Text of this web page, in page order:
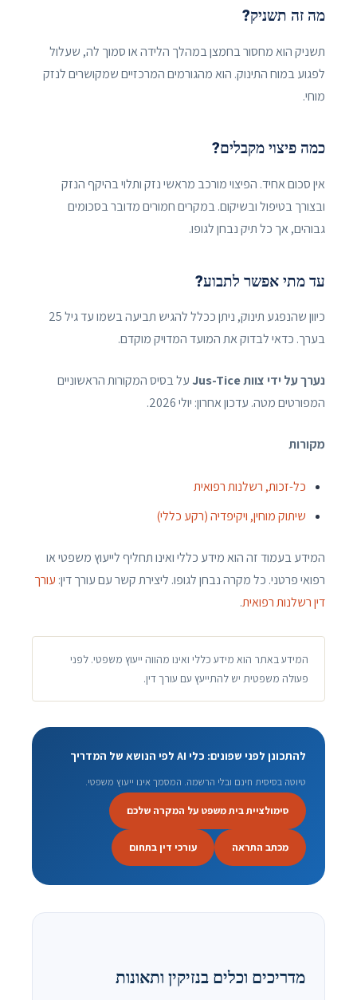
מה זה תשניק?
תשניק הוא מחסור בחמצן במהלך הלידה או סמוך לה, שעלול
לפגוע במוח התינוק. הוא מהגורמים המרכזיים שמקושרים לנזק
מוחי.
כמה פיצוי מקבלים?
אין סכום אחיד. הפיצוי מורכב מראשי נזק ותלוי בהיקף הנזק
ובצורך בטיפול ובשיקום. במקרים חמורים מדובר בסכומים
גבוהים, אך כל תיק נבחן לגופו.
עד מתי אפשר לתבוע?
כיוון שהנפגע תינוק, ניתן ככלל להגיש תביעה בשמו עד גיל 25
בערך. כדאי לבדוק את המועד המדויק מוקדם.
נערך על ידי צוות Jus-Tice
על בסיס המקורות הראשוניים
המפורטים מטה. עדכון אחרון: יולי 2026.
מקורות
כל-זכות, רשלנות רפואית
שיתוק מוחין, ויקיפדיה (רקע כללי)
המידע בעמוד זה הוא מידע כללי ואינו תחליף לייעוץ משפטי או
רפואי פרטני. כל מקרה נבחן לגופו. ליצירת קשר עם עורך דין: עורך
דין רשלנות רפואית.
המידע באתר הוא מידע כללי ואינו מהווה ייעוץ משפטי. לפני
פעולה משפטית יש להתייעץ עם עורך דין.
להתכונן לפני שפונים: כלי AI לפי הנושא של המדריך
טיוטה בסיסית חינם ובלי הרשמה. המסמך אינו ייעוץ משפטי.
סימולציית בית משפט על המקרה שלכם
מכתב התראה עורכי דין בתחום
מדריכים וכלים בנזיקין ותאונות